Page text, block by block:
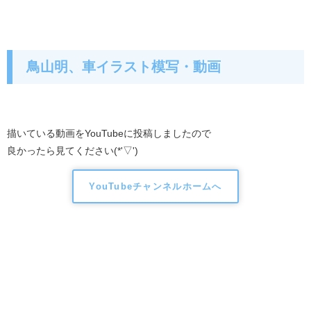
鳥山明、車イラスト模写・動画
描いている動画をYouTubeに投稿しましたので
良かったら見てください(*'▽')
YouTubeチャンネルホームへ